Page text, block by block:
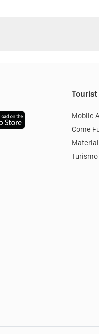
Mobile
Come